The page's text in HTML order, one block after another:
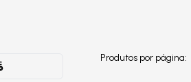
Produtos por página: